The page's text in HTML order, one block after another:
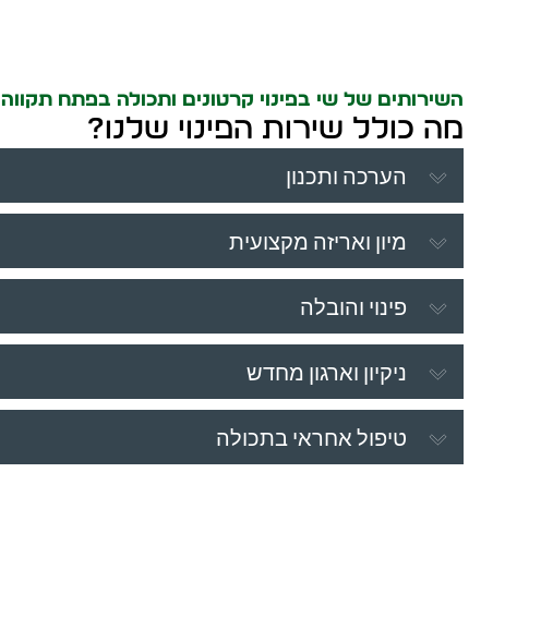
השירותים של שי בפינוי קרטונים ותכולה בפתח תקווה
מה כולל שירות הפינוי שלנו?
הערכה ותכנון
מיון ואריזה מקצועית
פינוי והובלה
ניקיון וארגון מחדש
טיפול אחראי בתכולה